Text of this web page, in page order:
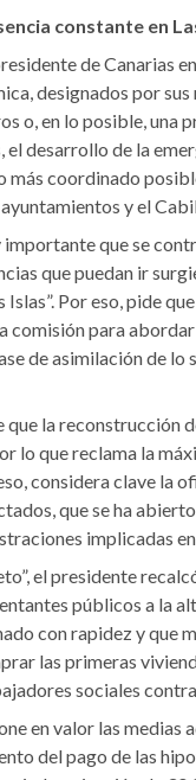
constante en
de Canarias
designados por
o, en lo posible, una
el desarrollo de la
más coordinado
y el
importante que se
que puedan ir
Islas”. Por eso, pide
comisión para
de asimilación de
que la reconstrucción
lo que reclama la
considera clave la
que se ha
implicadas
el presidente
públicos a la
con rapidez y que
las primeras
sociales
en valor las medias
del pago de las